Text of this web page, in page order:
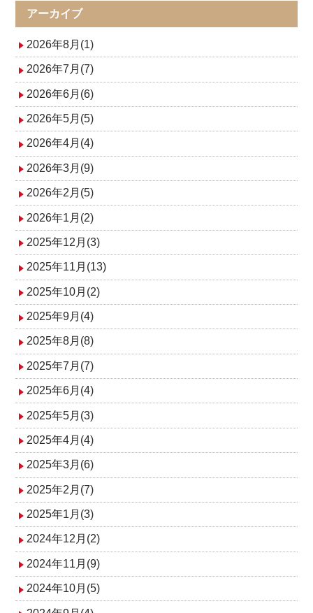
ナ
ビ
ゲ
ー
シ
ョ
ン
アーカイブ
2026年8月(1)
2026年7月(7)
2026年6月(6)
2026年5月(5)
2026年4月(4)
2026年3月(9)
2026年2月(5)
2026年1月(2)
2025年12月(3)
2025年11月(13)
2025年10月(2)
2025年9月(4)
2025年8月(8)
2025年7月(7)
2025年6月(4)
2025年5月(3)
2025年4月(4)
2025年3月(6)
2025年2月(7)
2025年1月(3)
2024年12月(2)
2024年11月(9)
2024年10月(5)